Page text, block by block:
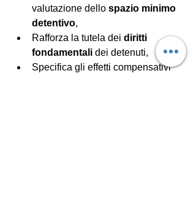
valutazione dello spazio minimo
detentivo,
Rafforza la tutela dei diritti
fondamentali dei detenuti,
Specifica gli effetti compensativi